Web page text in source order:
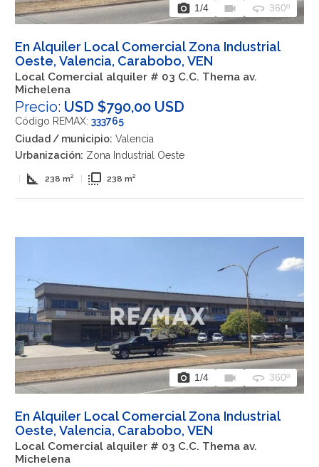
photo_camera 1/4 videocam 360 360º
En Alquiler Local Comercial Zona Industrial
Oeste, Valencia, Carabobo, VEN
Local Comercial alquiler # 03 C.C. Thema av.
Michelena
Precio: USD $790,00 USD
Código REMAX: 333765
Ciudad / municipio: Valencia
Urbanización: Zona Industrial Oeste
square_foot 238 m² flip_to_front 238 m²
photo_camera 1/4 videocam 360 360º
En Alquiler Local Comercial Zona Industrial
Oeste, Valencia, Carabobo, VEN
Local Comercial alquiler # 03 C.C. Thema av.
Michelena